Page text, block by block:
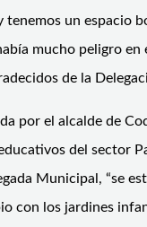
un espacio
mucho peligro
de la
por el alcalde de
del sector
Municipal, “se
con los jardines